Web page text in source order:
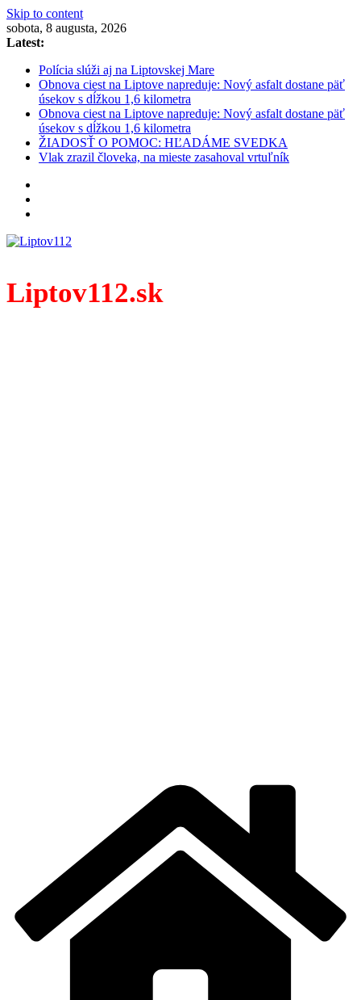
Skip to content
sobota, 8 augusta, 2026
Latest:
Polícia slúži aj na Liptovskej Mare
Obnova ciest na Liptove napreduje: Nový asfalt dostane päť
úsekov s dĺžkou 1,6 kilometra
Obnova ciest na Liptove napreduje: Nový asfalt dostane päť
úsekov s dĺžkou 1,6 kilometra
ŽIADOSŤ O POMOC: HĽADÁME SVEDKA
Vlak zrazil človeka, na mieste zasahoval vrtuľník
Liptov112.sk